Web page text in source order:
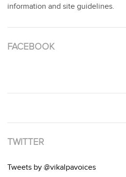
information and site guidelines.
FACEBOOK
TWITTER
Tweets by @vikalpavoices